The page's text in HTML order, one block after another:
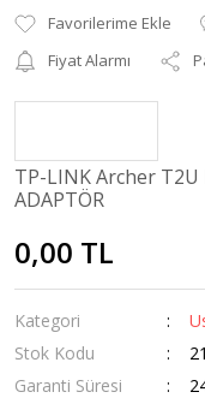
Fiyat Alarmı
TP-LINK Archer T2U
ADAPTÖR
0,00 TL
Kategori
Stok Kodu
Garanti Süresi